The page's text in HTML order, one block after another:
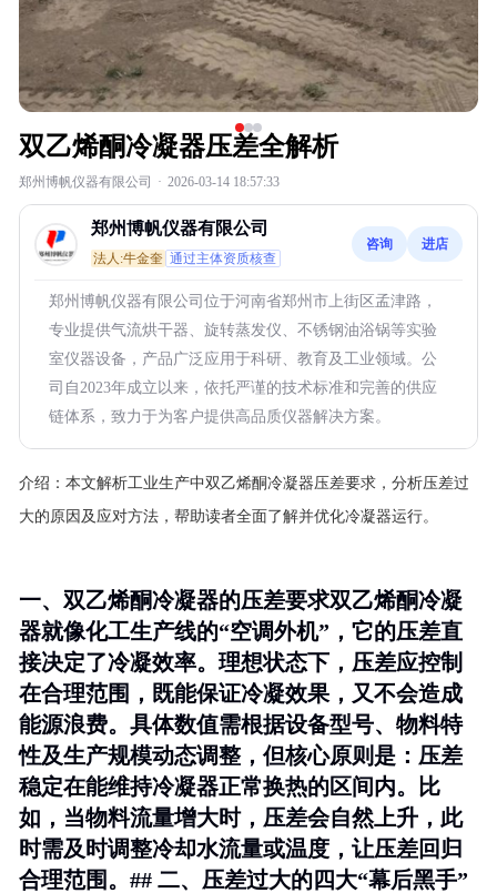
双乙烯酮冷凝器压差全解析
郑州博帆仪器有限公司 · 2026-03-14 18:57:33
郑州博帆仪器有限公司
法人:牛金奎 通过主体资质核查
咨询 进店
郑州博帆仪器有限公司位于河南省郑州市上街区孟津路，
专业提供气流烘干器、旋转蒸发仪、不锈钢油浴锅等实验
室仪器设备，产品广泛应用于科研、教育及工业领域。公
司自2023年成立以来，依托严谨的技术标准和完善的供应
链体系，致力于为客户提供高品质仪器解决方案。
介绍： 本文解析工业生产中双乙烯酮冷凝器压差要求，分析压差过
大的原因及应对方法，帮助读者全面了解并优化冷凝器运行。
一、双乙烯酮冷凝器的压差要求双乙烯酮冷凝
器就像化工生产线的“空调外机”，它的压差直
接决定了冷凝效率。理想状态下，压差应控制
在合理范围，既能保证冷凝效果，又不会造成
能源浪费。具体数值需根据设备型号、物料特
性及生产规模动态调整，但核心原则是： 压差
稳定在能维持冷凝器正常换热的区间内。比
如，当物料流量增大时，压差会自然上升，此
时需及时调整冷却水流量或温度，让压差回归
合理范围。## 二、压差过大的四大“幕后黑手”